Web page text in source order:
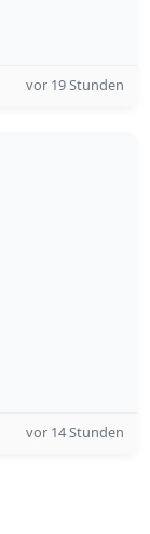
vor 19 Stunden
vor 14 Stunden